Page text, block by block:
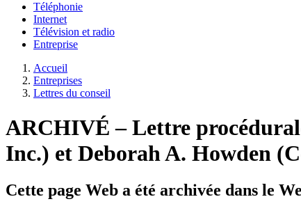
Téléphonie
Internet
Télévision et radio
Entreprise
Accueil
Entreprises
Lettres du conseil
ARCHIVÉ – Lettre
Inc.) et Deborah A. Howden
Cette page Web a été archivée dans le